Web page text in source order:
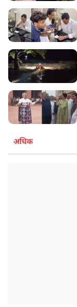
अधिक